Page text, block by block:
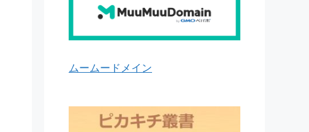
ムームードメイン